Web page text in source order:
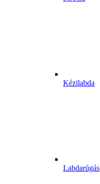
Kézilabda
Labdarúgás